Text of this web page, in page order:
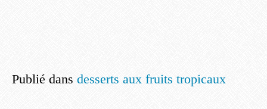
Publié dans desserts aux fruits tropicaux